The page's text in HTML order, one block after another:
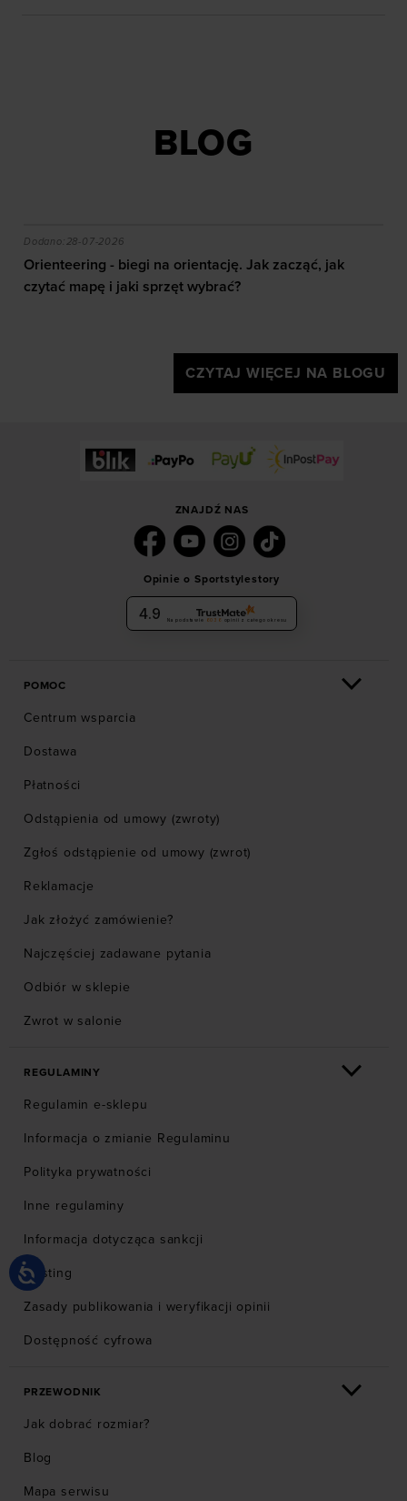
BLOG
efekty daje trening?
Orienteering - biegi na orientację. Jak zacząć, jak
Dodano:28-07-2026
Orienteering - biegi na orientację. Jak zacząć, jak
czytać mapę i jaki sprzęt wybrać?
CZYTAJ WIĘCEJ NA BLOGU
ZNAJDŹ NAS
Opinie o Sportstylestory
4.9 Na podstawie 6036 opinii z całego okresu
POMOC
Centrum wsparcia
Dostawa
Płatności
Odstąpienia od umowy (zwroty)
Zgłoś odstąpienie od umowy (zwrot)
Reklamacje
Jak złożyć zamówienie?
Najczęściej zadawane pytania
Odbiór w sklepie
Zwrot w salonie
REGULAMINY
Regulamin e-sklepu
Informacja o zmianie Regulaminu
Polityka prywatności
Inne regulaminy
Informacja dotycząca sankcji
Hosting
Zasady publikowania i weryfikacji opinii
Dostępność cyfrowa
PRZEWODNIK
Jak dobrać rozmiar?
Blog
Mapa serwisu